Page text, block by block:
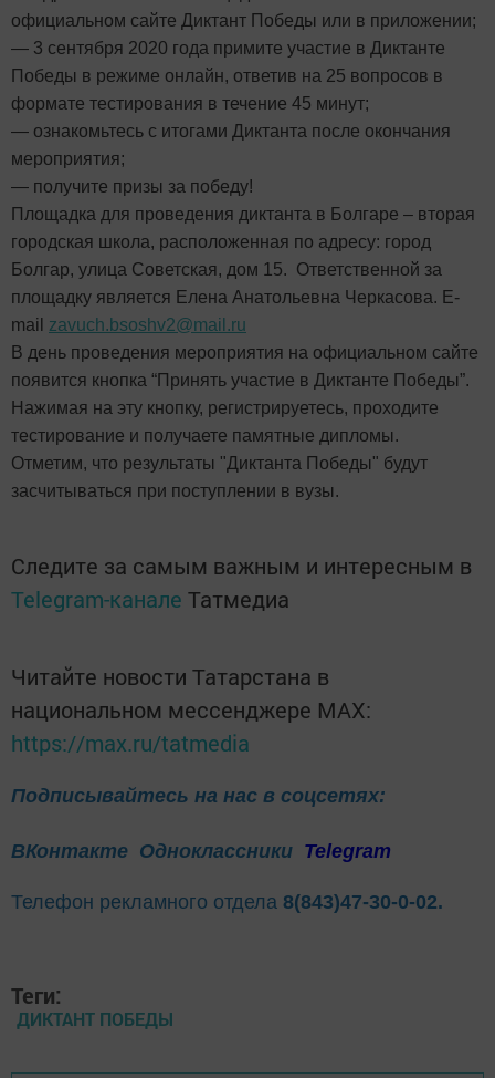
официальном сайте Диктант Победы или в приложении;
— 3 сентября 2020 года примите участие в Диктанте
Победы в режиме онлайн, ответив на 25 вопросов в
формате тестирования в течение 45 минут;
— ознакомьтесь с итогами Диктанта после окончания
мероприятия;
— получите призы за победу!
Площадка для проведения диктанта в Болгаре – вторая
городская школа, расположенная по адресу: город
Болгар, улица Советская, дом 15. Ответственной за
площадку является Елена Анатольевна Черкасова. E-
mail zavuch.bsoshv2@mail.ru
В день проведения мероприятия на официальном сайте
появится кнопка “Принять участие в Диктанте Победы”.
Нажимая на эту кнопку, регистрируетесь, проходите
тестирование и получаете памятные дипломы.
Отметим, что результаты "Диктанта Победы" будут
засчитываться при поступлении в вузы.
Следите за самым важным и интересным в
Telegram-канале Татмедиа
Читайте новости Татарстана в
национальном мессенджере MАХ:
https://max.ru/tatmedia
Подписывайтесь на нас в соцсетях:
ВКонтакте Одноклассники Telegram
Телефон рекламного отдела 8(843)47-30-0-02.
Теги:
ДИКТАНТ ПОБЕДЫ